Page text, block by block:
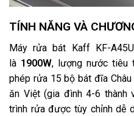
TÍNH NĂNG VÀ
Máy rửa bát Kaff KF-
là 1900W, lượng nước tiêu
phép rửa 15 bộ bát đĩa
ăn Việt (gia đình 4-6 thành
trình rửa được tùy chỉnh dễ